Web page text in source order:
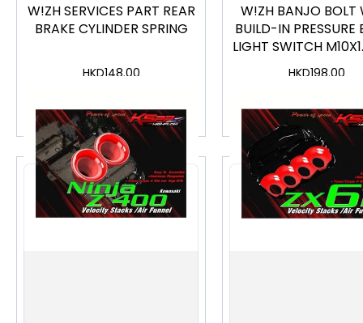
W!ZH SERVICES PART REAR
BRAKE CYLINDER SPRING
HKD148.00
加入購物車
W!ZH BANJO BOLT
BUILD-IN PRESSURE
LIGHT SWITCH
HKD198.00
加入購物車